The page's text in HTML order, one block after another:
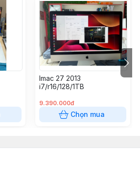
Imac 27 2013
i7/r16/128/1TB
9.390.000đ
Chọn mua